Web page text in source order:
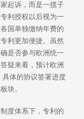
起诉，而是一揽子
利授权以后视为一
国单独缴纳年费的
利更加便捷。虽然
是否参与欧洲统一
疑来看，预计欧洲
体的协议签署进度
块。
度体系下，专利的